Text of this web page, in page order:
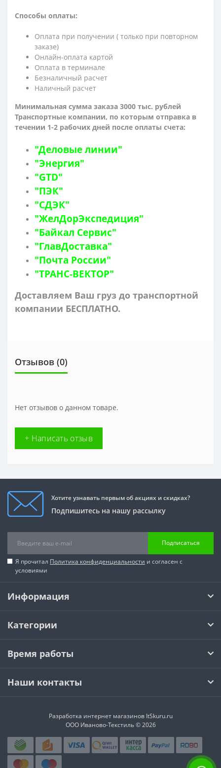
Способы оплаты:
Оплата при получении ( только при повторном
заказе)
Онлайн-оплата картой
Оплата в терминале
Безналичный расчет
Наличный расчет
Минимальная сумма заказа 3000 тыс. рублей
Транспортные компании, по которым отправка в
течении 1-2 рабочих дней после оплаты счета:
"Деловые линии"
"Энергия"
"GTD"
"ПЭК"
"СДЭК"
"ЖелДорЭкспедиция"
"Байкал Сервис"
"ГлавДоставка"
"Почта России"
"ТРАНС-ВЕКТОР"
Доставляем Ваш груз до транспортной
компании БЕСПЛАТНО.
Отзывов (0)
Нет отзывов о данном товаре.
+ Написать отзыв
Хотите узнавать первым об акциях и скидках?
Подпишитесь на нашу рассылку
Подписаться
Я прочитал Политика конфиденциальности и согласен с
условиями
Информация
Категории
Время работы
Наши контакты
Разработка интернет магазинов ItSkuru.ru
ООО Иваново-Текстиль © 2026